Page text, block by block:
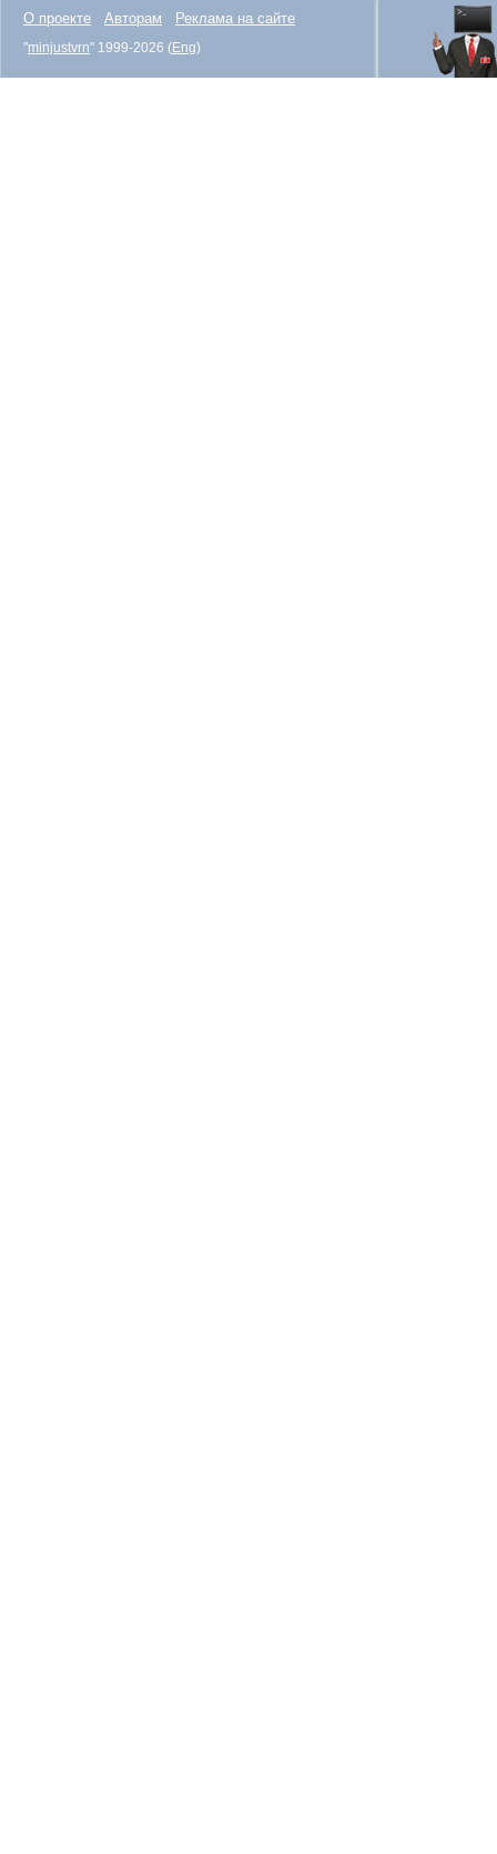
О проекте Авторам Реклама на сайте
"minjustvrn" 1999-2026 (Eng)